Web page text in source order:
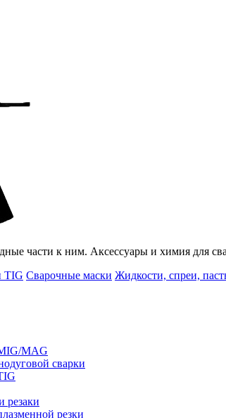
части к ним. Аксессуары и химия для
TIG Сварочные маски Жидкости, спреи,
MAG
сварки
резаки
резки